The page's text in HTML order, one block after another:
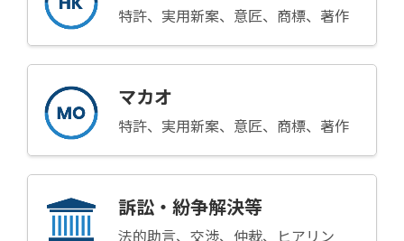
特許、実用新案、意匠、商標、著作
マカオ
特許、実用新案、意匠、商標、著作
訴訟・紛争解決等
法的助言、交渉、仲裁、ヒアリン